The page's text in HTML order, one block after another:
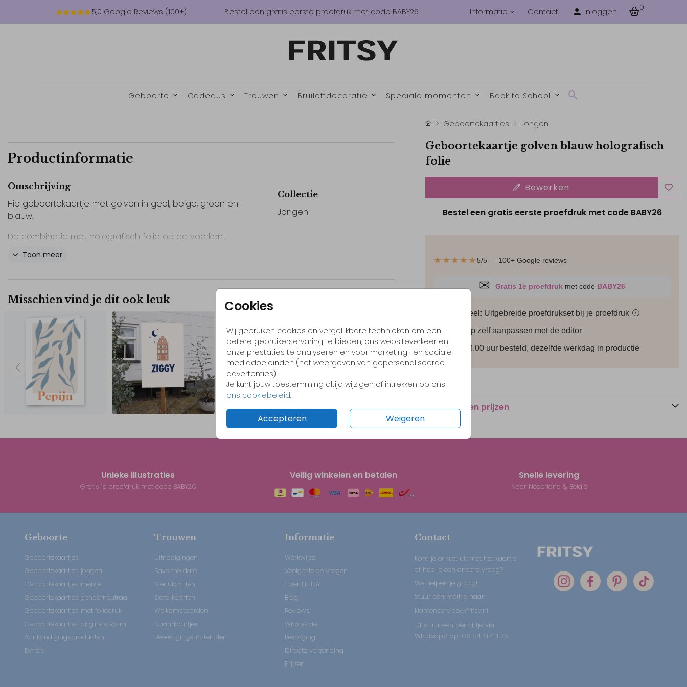
5,0 Google Reviews (100+) Bestel een gratis eerste proefdruk met code BABY26 Informatie Contact Inloggen 0
Geboorte Cadeaus Trouwen Bruiloftdecoratie Speciale momenten Back to School
Cookies
Wij gebruiken cookies en vergelijkbare technieken om een
betere gebruikerservaring te bieden, ons websiteverkeer en
onze prestaties te analyseren en voor marketing- en sociale
mediadoeleinden (het weergeven van gepersonaliseerde
advertenties).
Je kunt jouw toestemming altijd wijzigen of intrekken op ons
ons cookiebeleid.
Accepteren Weigeren
Productinformatie
Omschrijving
Hip geboortekaartje met golven in geel, beige, groen en
blauw.
De combinatie met holografisch folie op de voorkant
kaartje biedt ook genoeg ruimte voor een mooie
persoonlijke tekst.
Maak dit geboortekaartje helemaal eigen en kondig de
geboorte van je kindje stijlvol aan.
// Lucas
Toon meer
Collectie
Jongen
Misschien vind je dit ook leuk
Geboortekaartjes Jongen
Geboortekaartje golven blauw holografisch
folie
Bewerken
Bestel een gratis eerste proefdruk met code BABY26
★★★★★5/5 — 100+ Google reviews
✉ Gratis 1e proefdruk met code BABY26
Optioneel: Uitgebreide proefdrukset bij je proefdruk i
✓
Ontwerp zelf aanpassen met de editor
✓
Voor 18.00 uur besteld, dezelfde werkdag in productie
Formaten en prijzen
Unieke illustraties
Gratis 1e proefdruk met code BABY26
Veilig winkelen en betalen Snelle levering
Naar Nederland & België
Geboorte
Geboortekaartjes
Geboortekaartjes jongen
Geboortekaartjes meisje
Geboortekaartjes genderneutraal
Geboortekaartjes met foliedruk
Geboortekaartjes originele vorm
Aankondigingsproducten
Extra's
Trouwen
Uitnodigingen
Save the date
Menukaarten
Extra kaarten
Welkomstborden
Naamkaartjes
Bevestigingsmaterialen
Informatie
Werkwijze
Veelgestelde vragen
Over FRITSY
Blog
Reviews
Wholesale
Bezorging
Directe verzending
Prijzen
Contact
Kom je er niet uit met het kaartje
of heb je een andere vraag?
We helpen je graag!
Stuur een mailtje naar:
klantenservice@fritsy.nl
Of stuur een berichtje via
Whatsapp op: 06 34 21 43 75